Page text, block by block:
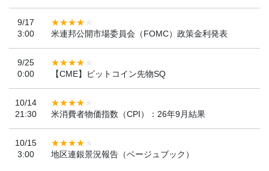
9/17
3:00
米連邦公開市場委員会（FOMC）政策金利発表
9/25
0:00
【CME】ビットコイン先物SQ
10/14
21:30
米消費者物価指数（CPI）：26年9月結果
10/15
3:00
地区連銀景況報告（ベージュブック）